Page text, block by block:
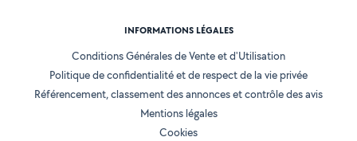
INFORMATIONS LÉGALES
Conditions Générales de Vente et d'Utilisation
Politique de confidentialité et de respect de la vie privée
Référencement, classement des annonces et contrôle des avis
Mentions légales
Cookies